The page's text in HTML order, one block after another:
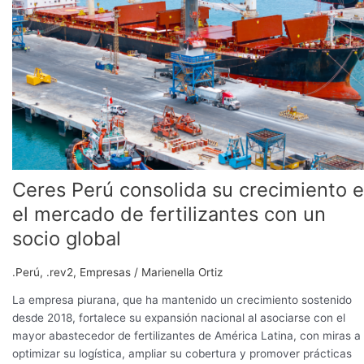
Ceres Perú consolida su crecimiento
el mercado de fertilizantes con un
socio global
.Perú, .rev2, Empresas / Marienella Ortiz
La empresa piurana, que ha mantenido un crecimiento sostenido
desde 2018, fortalece su expansión nacional al asociarse con el
mayor abastecedor de fertilizantes de América Latina, con miras a
optimizar su logística, ampliar su cobertura y promover prácticas
consolida
su
crecimiento
en
el
mercado
de
fertilizantes
con
un
socio
global